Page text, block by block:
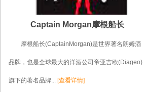
Captain Morgan摩根船长
摩根船长(CaptainMorgan)是世界著名朗姆酒
品牌，也是全球最大的洋酒公司帝亚吉欧(Diageo)
旗下的著名品牌... [查看详情]